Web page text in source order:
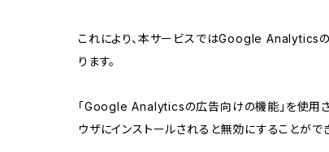
これにより、本サービスではGoogle Analytics
ります。
「Google Analyticsの広告向けの機能」を使用
ウザにインストールされると無効にすることができ